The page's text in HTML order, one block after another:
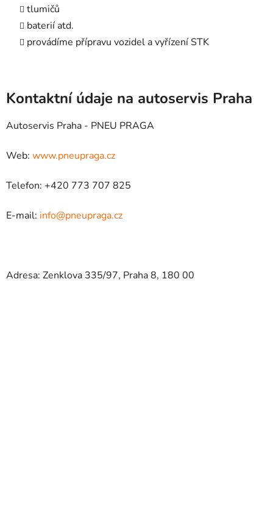
tlumičů
baterií atd.
provádíme přípravu vozidel a vyřízení STK
Kontaktní údaje na autoservis Praha
Autoservis Praha - PNEU PRAGA
Web: www.pneupraga.cz
Telefon: +420 773 707 825
E-mail: info@pneupraga.cz
Adresa: Zenklova 335/97, Praha 8, 180 00